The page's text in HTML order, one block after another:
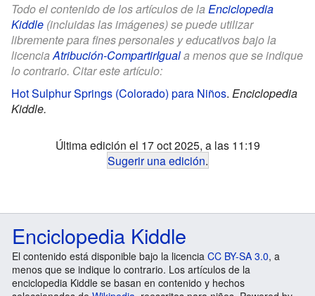
Todo el contenido de los artículos de la Enciclopedia
Kiddle (incluidas las imágenes) se puede utilizar
libremente para fines personales y educativos bajo la
licenciaAtribución-CompartirIguala menos que se indique
lo contrario. Citar este artículo:
Hot Sulphur Springs (Colorado) para Niños. Enciclopedia
Kiddle.
Última edición el 17 oct 2025, a las 11:19
Sugerir una edición.
Enciclopedia Kiddle
El contenido está disponible bajo la licencia CC BY-SA 3.0, a
menos que se indique lo contrario. Los artículos de la
enciclopedia Kiddle se basan en contenido y hechos